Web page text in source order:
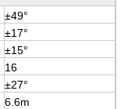
±49°
±17°
±15°
16
±27°
6.6m